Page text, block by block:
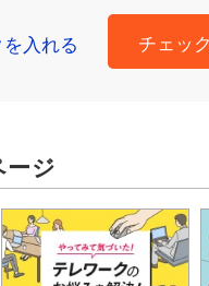
入れる チェッ
ージ